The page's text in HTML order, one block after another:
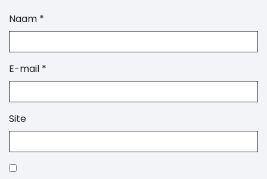
Naam *
E-mail *
Site